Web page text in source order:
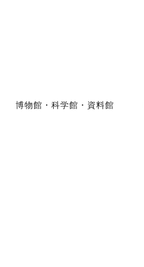
博物館・科学館・資料館